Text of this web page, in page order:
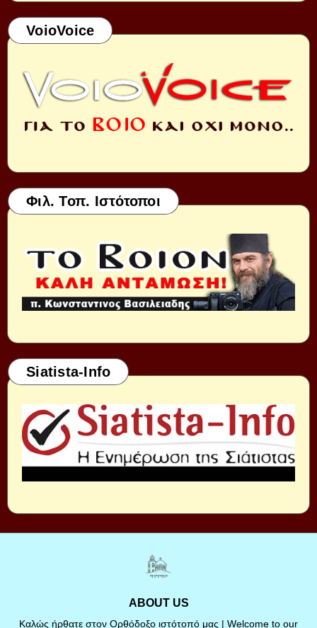
VoioVoice
Φιλ. Τοπ. Ιστότοποι
Siatista-Info
ABOUT US
Καλώς ήρθατε στον Ορθόδοξο ιστότοπό μας | Welcome to our